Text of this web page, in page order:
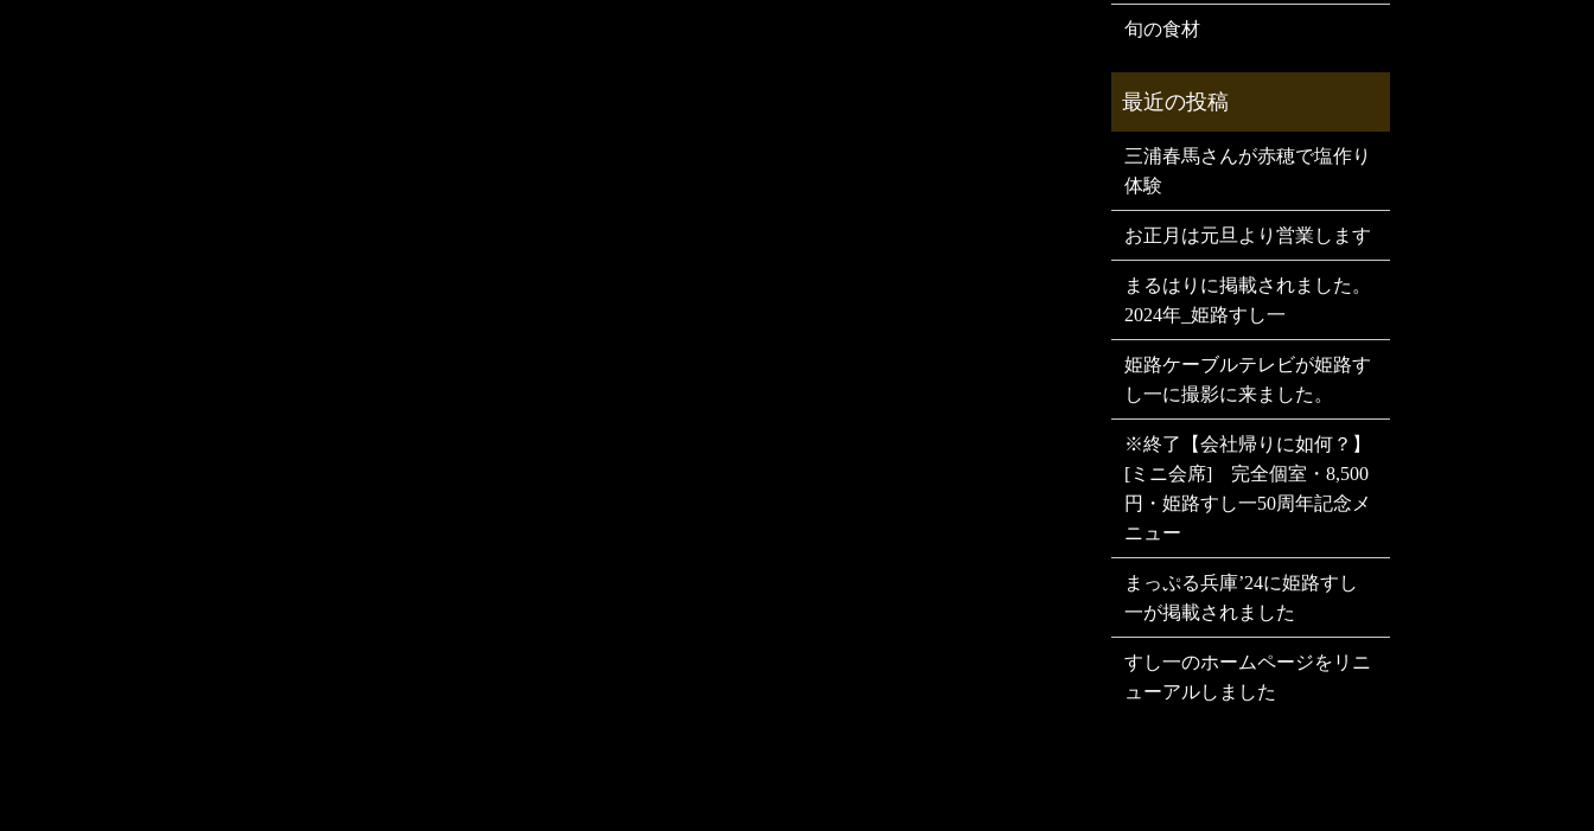
旬の食材
三浦春馬さんが赤穂で塩作り
体験
お正月は元旦より営業します
まるはりに掲載されました。
2024年_姫路すし一
姫路ケーブルテレビが姫路す
し一に撮影に来ました。
※終了【会社帰りに如何？】
[ミニ会席] 完全個室・8,500
円・姫路すし一50周年記念メ
ニュー
まっぷる兵庫’24に姫路すし
一が掲載されました
すし一のホームページをリニ
ューアルしました